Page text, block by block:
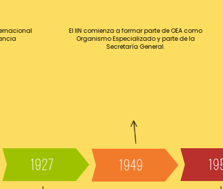
1927
El IIN comienza a formar parte de OEA como
Organismo Especializado y parte de la
Secretaría General.
1949